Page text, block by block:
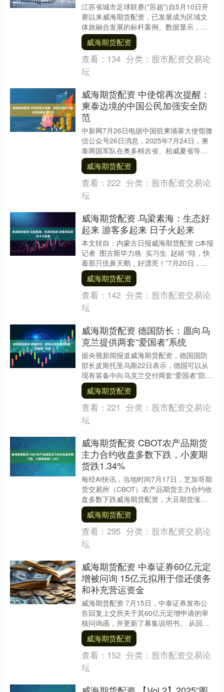
江苏省城市足球联赛("苏超")自5月10日开
赛以来威海期货配资，已发展成为区域文
体旅融合发展的标杆案例。数据显示，赛
事累计吸引球迷观众超18万人次，单场观
赛人数....
威海期货配资
查看： 134 分类： 股市配资交易论
坛
威海期货配资 中使馆再次提醒：
柬泰边境的中国公民加强安全防
范
中新网7月26日电据中国驻柬埔寨大使馆微
信公众号26日消息，2025年7月24日，柬
泰两国军队在奥多棉吉省、柏威夏省等边
境地区发生交火，中国驻柬埔寨使馆已发
领事....
威海期货配资
查看： 222 分类： 股市配资交易论
坛
威海期货配资 乌梁素海：生态好
起来 游客多起来 日子火起来
本文转自：内蒙古日报威海期货配资 □本报
记者 图古斯毕力格 实习生 赵靖 “哇，快
看那只疣鼻天鹅，好漂亮！”7月20日，在
乌梁素海，几位游客站在船上兴奋地....
威海期货配资
查看： 142 分类： 股市配资交易论
坛
威海期货配资 德国防长：愿向乌
克兰提供两套“爱国者”系统
据央视新闻报道威海期货配资，德国国防
部长皮斯托里乌斯22日表示，德国可以从
现有装备中向乌克兰交付两套“爱国者”防空
系统威海期货配资，但前提是必须获得可
靠保证，那....
威海期货配资
查看： 221 分类： 股市配资交易论
坛
威海期货配资 CBOT农产品期货
主力合约收盘多数下跌，小麦期
货跌1.34%
每经AI快讯，当地时间7月17日，芝加哥期
货交易所（CBOT）农产品期货主力合约收
盘多数下跌威海期货配资，大豆期货涨
0.66%报1027.25美分/蒲式耳，玉米....
威海期货配资
查看： 295 分类： 股市配资交易论
坛
威海期货配资 中泰证券60亿元定
增被问询 15亿元拟用于偿还债务
和补充营运资金
威海期货配资 7月15日，中泰证券发布公
告回复上交所关于其60亿元定增申请的审
核问询函，并更新了募集说明书。 从回复
内容来看，中泰证券重点就监管关注的定
增发行方....
威海期货配资
查看： 152 分类： 股市配资交易论
坛